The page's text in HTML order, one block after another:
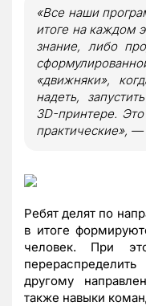
«Все наши
итоге на каждом
знание, либо
«движняки»,
надеть,
3D-принтере.
практические», —
Ребят делят по
в итоге
человек. При
другому
также навыки